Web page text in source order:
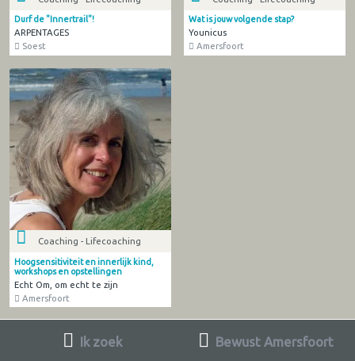
Durf de "Innertrail"!
ARPENTAGES
Soest
Wat is jouw volgende stap?
Younicus
Amersfoort
Coaching - Lifecoaching
Hoogsensitiviteit en innerlijk kind,
workshops en opstellingen
Echt Om, om echt te zijn
Amersfoort
Ik zoek Bewust Amersfoort